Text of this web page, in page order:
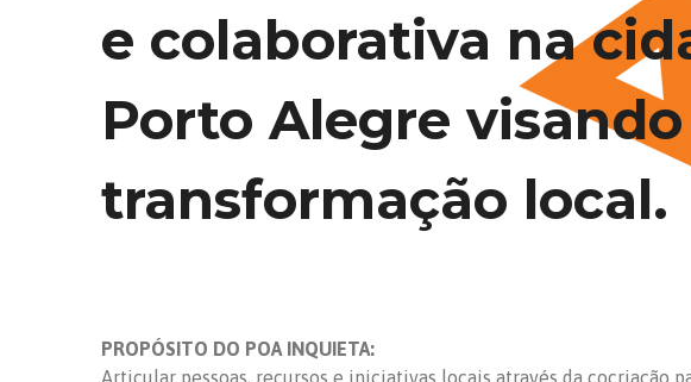
e colaborativa na
Porto Alegre visando
transformação local.
PROPÓSITO DO POA INQUIETA:
Articular pessoas, recursos e iniciativas locais através da cocriação